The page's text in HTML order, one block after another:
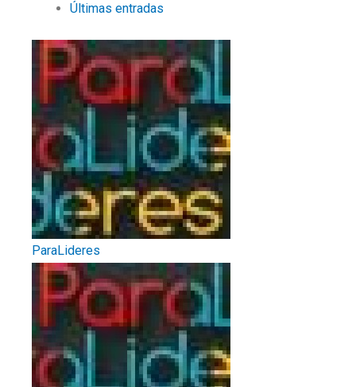
Últimas entradas
ParaLideres